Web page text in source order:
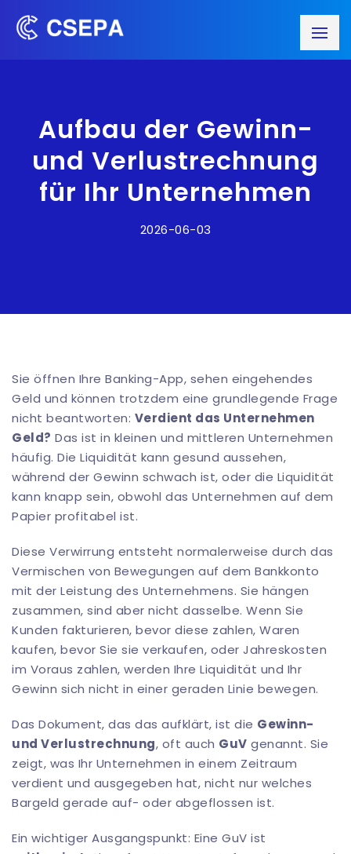
Aufbau der Gewinn-
und Verlustrechnung
für Ihr Unternehmen
2026-06-03
Sie öffnen Ihre Banking-App, sehen eingehendes
Geld und können trotzdem eine grundlegende Frage
nicht beantworten: Verdient das Unternehmen
Geld? Das ist in kleinen und mittleren Unternehmen
häufig. Die Liquidität kann gesund aussehen,
während der Gewinn schwach ist, oder die Liquidität
kann knapp sein, obwohl das Unternehmen auf dem
Papier profitabel ist.
Diese Verwirrung entsteht normalerweise durch das
Vermischen von Bewegungen auf dem Bankkonto
mit der Leistung des Unternehmens. Sie hängen
zusammen, sind aber nicht dasselbe. Wenn Sie
Kunden fakturieren, bevor diese zahlen, Waren
kaufen, bevor Sie sie verkaufen, oder Jahreskosten
im Voraus zahlen, werden Ihre Liquidität und Ihr
Gewinn sich nicht in einer geraden Linie bewegen.
Das Dokument, das das aufklärt, ist die Gewinn-
und Verlustrechnung, oft auch GuV genannt. Sie
zeigt, was Ihr Unternehmen in einem Zeitraum
verdient und ausgegeben hat, nicht nur welches
Bargeld gerade auf- oder abgeflossen ist.
Ein wichtiger Ausgangspunkt: Eine GuV ist